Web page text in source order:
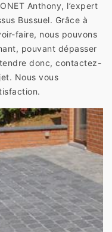
Anthony, l’expert
Bussuel. Grâce à
faire, nous pouvons
pouvant dépasser
donc, contactez-
Nous vous